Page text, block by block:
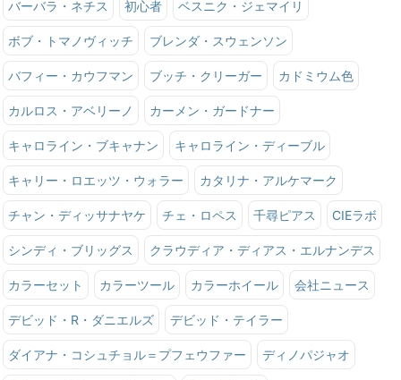
バーバラ・ネチス 初心者 ベスニク・ジェマイリ
ボブ・トマノヴィッチ ブレンダ・スウェンソン
バフィー・カウフマン ブッチ・クリーガー カドミウム色
カルロス・アベリーノ カーメン・ガードナー
キャロライン・ブキャナン キャロライン・ディーブル
キャリー・ロエッツ・ウォラー カタリナ・アルケマーク
チャン・ディッサナヤケ チェ・ロペス 千尋ピアス CIEラボ
シンディ・ブリッグス クラウディア・ディアス・エルナンデス
カラーセット カラーツール カラーホイール 会社ニュース
デビッド・R・ダニエルズ デビッド・テイラー
ダイアナ・コシュチョル＝プフェウファー ディノパジャオ